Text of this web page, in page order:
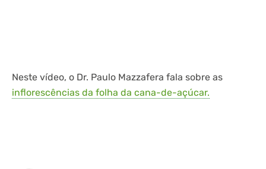
Neste vídeo, o Dr. Paulo Mazzafera fala sobre as
inflorescências da folha da cana-de-açúcar.